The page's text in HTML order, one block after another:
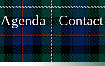
Agenda Contact